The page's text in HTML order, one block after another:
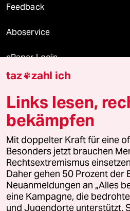
Feedback
Aboservice
ePaper Login
Downloads für Abonnierende
© 2026 taz Verlags und Vertriebs
Alle Rechte vorbehalten. Bei rechtlichen
wenden Sie sich bitte an
lizenzen@taz.de
Feedback Redaktionsstatut
Leitlinie Informant
taz zahl ich
Links lesen,
bekämpfen
Mit doppelter Kraft für eine
Besonders jetzt brauchen
Rechtsextremismus
Daher gehen 50 Prozent der
Neuanmeldungen an „Alles
eine Kampagne, die
und Jugendorte unterstützt.